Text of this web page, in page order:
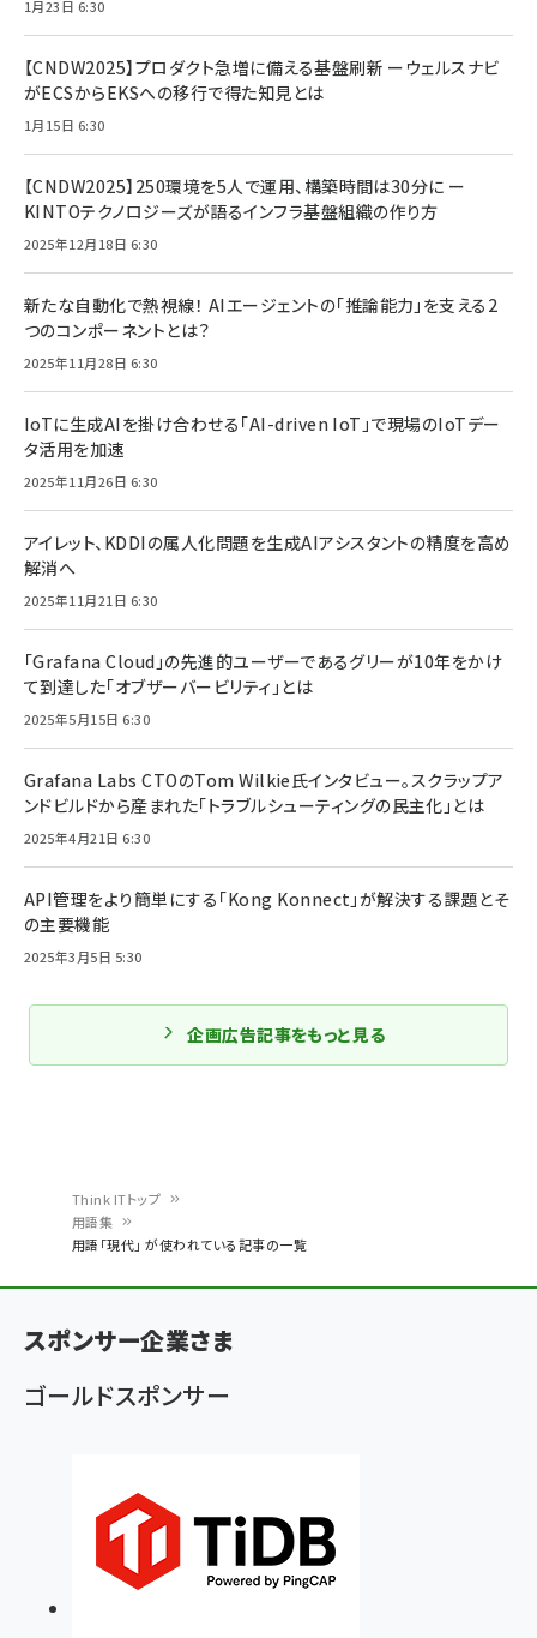
ン
く
ず
Think ITトップ
用語集
用語「現代」 が使われている記事の一覧
1月23日 6:30
【CNDW2025】プロダクト急増に備える基盤刷新 ーウェルスナビ
がECSからEKSへの移行で得た知見とは
1月15日 6:30
【CNDW2025】250環境を5人で運用、構築時間は30分に ー
KINTOテクノロジーズが語るインフラ基盤組織の作り方
2025年12月18日 6:30
新たな自動化で熱視線！ AIエージェントの「推論能力」を支える2
つのコンポーネントとは？
2025年11月28日 6:30
IoTに生成AIを掛け合わせる「AI-driven IoT」で現場のIoTデー
タ活用を加速
2025年11月26日 6:30
アイレット、KDDIの属人化問題を生成AIアシスタントの精度を高め
解消へ
2025年11月21日 6:30
「Grafana Cloud」の先進的ユーザーであるグリーが10年をかけ
て到達した「オブザーバービリティ」とは
2025年5月15日 6:30
Grafana Labs CTOのTom Wilkie氏インタビュー。スクラップア
ンドビルドから産まれた「トラブルシューティングの民主化」とは
2025年4月21日 6:30
API管理をより簡単にする「Kong Konnect」が解決する課題とそ
の主要機能
2025年3月5日 5:30
企画広告記事をもっと見る
スポンサー企業さま
ゴールドスポンサー